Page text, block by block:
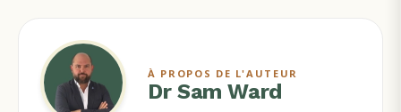
À PROPOS DE L'AUTEUR
Dr Sam Ward